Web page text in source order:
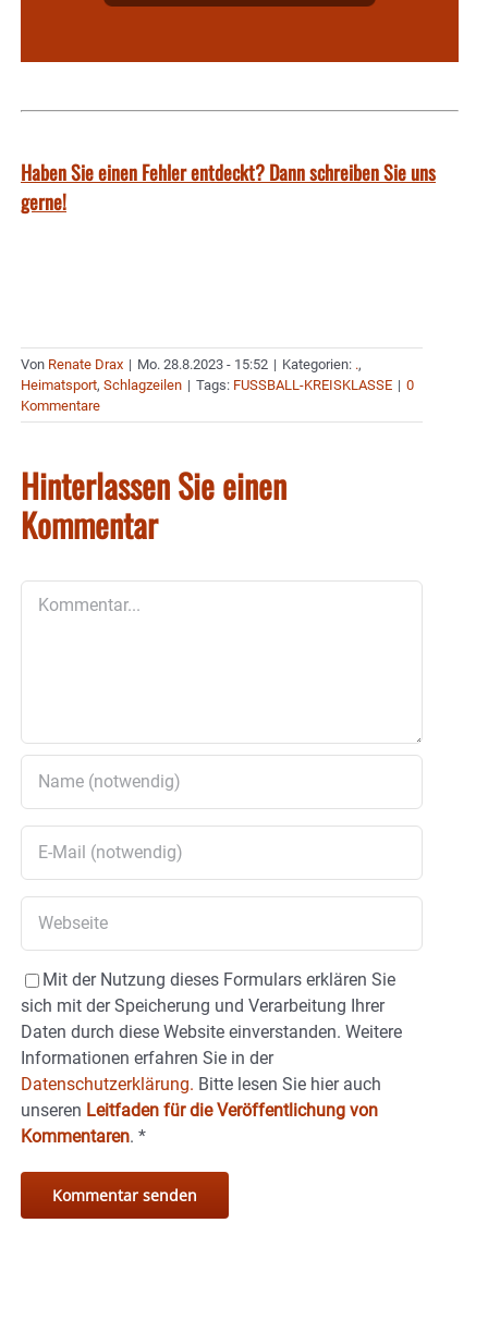
Haben Sie einen Fehler entdeckt? Dann schreiben Sie uns
gerne!
Von Renate Drax | Mo. 28.8.2023 - 15:52 | Kategorien: .,
Heimatsport, Schlagzeilen | Tags: FUSSBALL-KREISKLASSE | 0
Kommentare
Hinterlassen Sie einen
Kommentar
Mit der Nutzung dieses Formulars erklären Sie
sich mit der Speicherung und Verarbeitung Ihrer
Daten durch diese Website einverstanden. Weitere
Informationen erfahren Sie in der
Datenschutzerklärung. Bitte lesen Sie hier auch
unseren Leitfaden für die Veröffentlichung von
Kommentaren. *